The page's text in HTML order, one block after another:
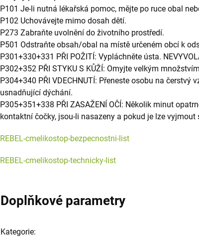
P101 Je-li nutná lékařská pomoc, mějte po ruce obal
P102 Uchovávejte mimo dosah dětí.
P273 Zabraňte uvolnění do životního prostředí.
P501 Odstraňte obsah/obal na místě určeném obcí k
P301+330+331 PŘI POŽITÍ: Vypláchněte ústa.
P302+352 PŘI STYKU S KŮŽÍ: Omyjte velkým
P304+340 PŘI VDECHNUTÍ: Přeneste osobu na čerstvý
usnadňující dýchání.
P305+351+338 PŘI ZASAŽENÍ OČÍ: Několik minut
kontaktní čočky, jsou-li nasazeny a pokud je lze
REBEL-cmelikostop-bezpecnostni-list
REBEL-cmelikostop-technicky-list
Doplňkové parametry
Kategorie: